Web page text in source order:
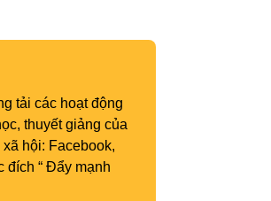
tải các hoạt động
thuyết giảng của
hội: Facebook,
đích “ Đẩy mạnh